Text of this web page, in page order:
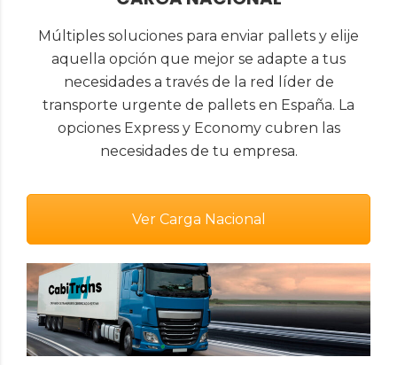
Múltiples soluciones para enviar pallets y elije
aquella opción que mejor se adapte a tus
necesidades a través de la red líder de
transporte urgente de pallets en España. La
opciones Express y Economy cubren las
necesidades de tu empresa.
Ver Carga Nacional